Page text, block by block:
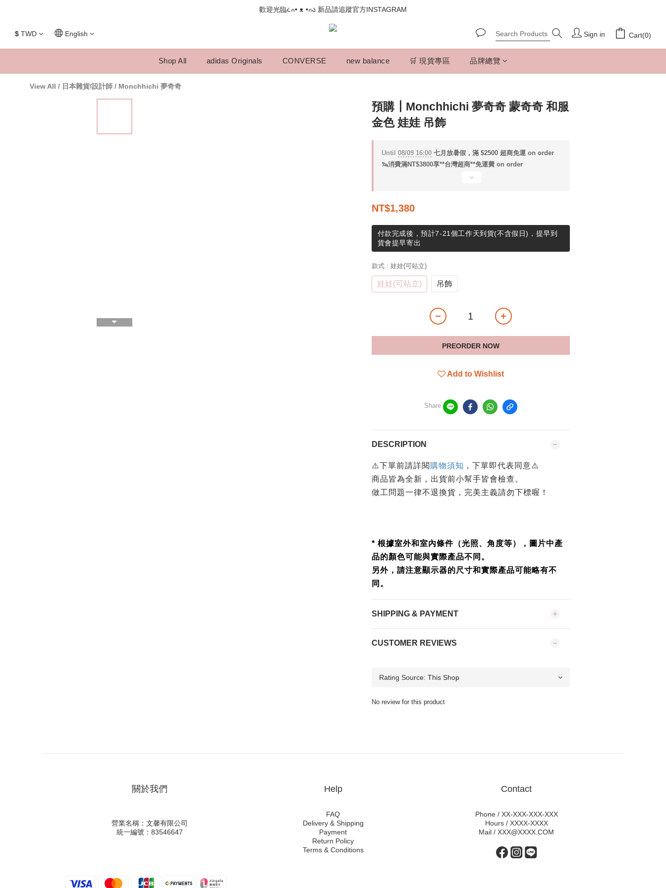
📣如果遇到結帳沒有反應，請另開瀏覽器 (不要直接從ig連結網站下單)
歡迎光臨૮⍝• ᴥ •⍝ა 新品請追蹤官方INSTAGRAM
📣如果遇到結帳沒有反應，請另開瀏覽器 (不要直接從ig連結網站下單)
$ TWD English Sign in Cart(0)
Shop All adidas Originals CONVERSE new balance 🛒 現貨專區 品牌總覽
View All / 日本雜貨/設計師 / Monchhichi 夢奇奇
預購┃Monchhichi 夢奇奇 蒙奇奇 和服
金色 娃娃 吊飾
Until 08/09 16:00七月放暑假，滿 $2500 超商免運 on order
🦦消費滿NT$3800享**台灣超商**免運費 on order
NT$1,380
付款完成後，預計7-21個工作天到貨(不含假日)，提早到
貨會提早寄出
款式 : 娃娃(可站立)
娃娃(可站立) 吊飾
PREORDER NOW
Add to Wishlist
Share
DESCRIPTION
⚠️下單前請詳閱 購物須知 ，下單即代表同意⚠️
商品皆為全新，出貨前小幫手皆會檢查。
做工問題一律不退換貨，完美主義請勿下標喔！
* 根據室外和室內條件（光照、角度等），圖片中產
品的顏色可能與實際產品不同。
另外，請注意顯示器的尺寸和實際產品可能略有不
同。
SHIPPING & PAYMENT
CUSTOMER REVIEWS
No review for this product
關於我們
營業名稱：文馨有限公司
統一編號：83546647
Help
FAQ
Delivery & Shipping
Payment
Return Policy
Terms & Conditions
Contact
Phone / XX-XXX-XXX-XXX
Hours / XXXX-XXXX
Mail / XXX@XXXX.COM